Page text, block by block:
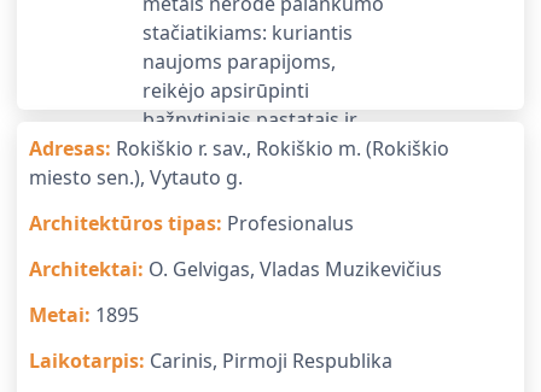
Adresas: Rokiškio r. sav., Rokiškio m. (Rokiškio
miesto sen.), Vytauto g.
Architektūros tipas: Profesionalus
Architektai: O. Gelvigas, Vladas Muzikevičius
Metai: 1895
Laikotarpis: Carinis, Pirmoji Respublika